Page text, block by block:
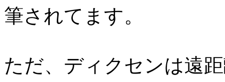
筆されてます。
ただ、ディクセンは遠